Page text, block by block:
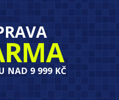
NAD 9 999 KČ